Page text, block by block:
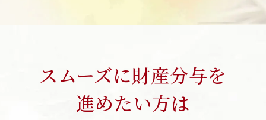
スムーズに財産分与を
進めたい方は